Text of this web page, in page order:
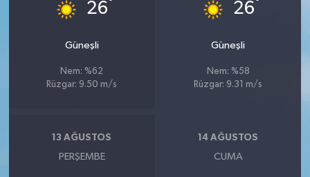
26°
Güneşli
Nem: %62
Rüzgar: 9.50 m/s
26°
Güneşli
Nem: %58
Rüzgar: 9.31 m/s
13 AĞUSTOS
PERŞEMBE
14 AĞUSTOS
CUMA